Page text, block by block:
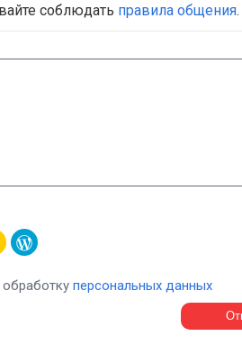
соблюдать правила общения.
персональных данных